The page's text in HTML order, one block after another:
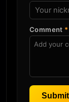
Comment *